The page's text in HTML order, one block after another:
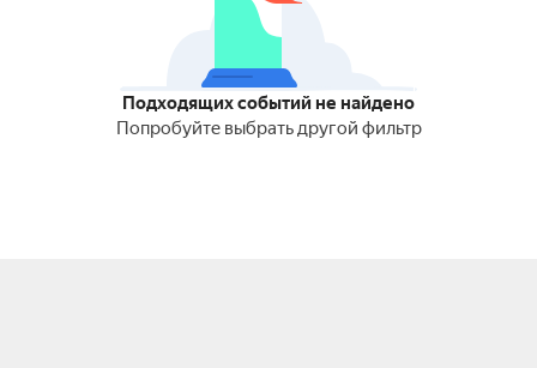
Подходящих событий не найдено
Попробуйте выбрать другой фильтр